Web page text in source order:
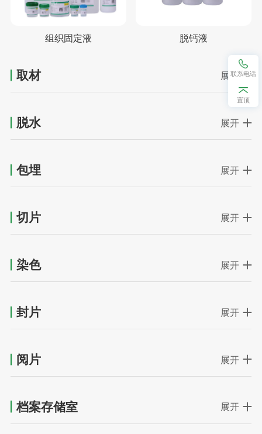
组织固定液 脱钙液
取材 展开
脱水 展开
包埋 展开
切片 展开
染色 展开
封片 展开
阅片 展开
档案存储室 展开
联系电话
置顶